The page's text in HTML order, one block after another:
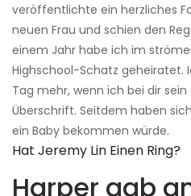
veröffentlichte ein herzliches
neuen Frau und schien den
einem Jahr habe ich im
Highschool-Schatz geheiratet.
Tag mehr, wenn ich bei dir
Überschrift. Seitdem haben
ein Baby bekommen würde.
Hat Jeremy Lin Einen Ring?
Harper gab